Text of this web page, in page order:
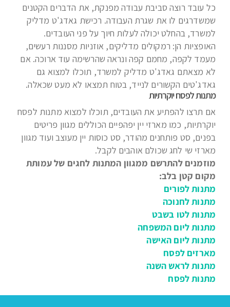
כל עובד רוצה סביבת עבודה מפנקת, את הדברים הקטנים
שמשדרגים לו את שגרת העבודה. רכישת גאדג'ט מדליק
למשרד, בהחלט יכולה לעלות חיוך על פני העובדים.
האופציות הן: רמקולים מדליקים, אוזניות מסננות רעשים,
מעמד לקפה, מחמם קפה ונראה שהרשימה עוד ארוכה. אם
לא מצאתם גאדג'ט מדליק למשרד, תוכלו למצוא גם
גאדג'טים הקשורים לנייד, בטוח תמצאו לא מעט שכאלה.
מתנות לפסח יוקרתיות
אם תרצו להפתיע את העובדים, תוכלו למצוא מתנות לפסח
יוקרתיות, כמו מארזי יין יפהפיים הכוללים מגוון פריטים
בפנים, סט פותחנים מהודר, סט כוסות יין מעוצב ועוד מגוון
מארזי שי לחג שכולם אוהבים לקבל.
מוזמנים להתרשם ממגוון המתנות לחגים של עמותת
מקום קטן בלב:
מתנות לפורים
מתנות לחנוכה
מתנות לטו בשבט
מתנות ליום המשפחה
מתנות ליום האישה
מארזים לפסח
מתנות לראש השנה
מתנות לפסח